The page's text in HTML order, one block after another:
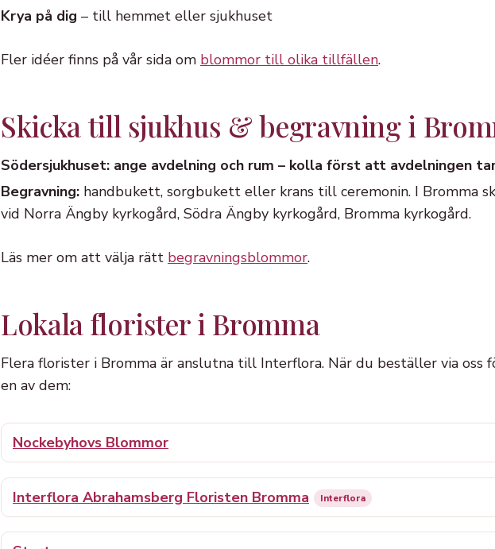
Krya på dig – till hemmet eller sjukhuset
Fler idéer finns på vår sida om blommor till olika tillfällen.
Skicka till sjukhus & begravning i
Södersjukhuset: ange avdelning och rum – kolla först att avdelningen
Begravning: handbukett, sorgbukett eller krans till ceremonin. I Bromma
vid Norra Ängby kyrkogård, Södra Ängby kyrkogård, Bromma kyrkogård.
Läs mer om att välja rätt begravningsblommor.
Lokala florister i Bromma
Flera florister i Bromma är anslutna till Interflora. När du beställer via oss
en av dem:
Nockebyhovs Blommor
Interflora Abrahamsberg Floristen Bromma Interflora